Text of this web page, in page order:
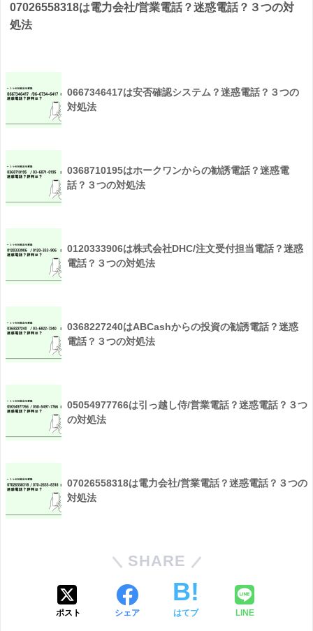
07026558318は電力会社/営業電話？迷惑電話？３つの対
処法
0667346417は安否確認システム？迷惑電話？３つの
対処法
0368710195はホークワンからの勧誘電話？迷惑電
話？３つの対処法
0120333906は株式会社DHC/注文受付担当電話？迷惑
電話？３つの対処法
0368227240はABCashからの投資の勧誘電話？迷惑
電話？３つの対処法
05054977766は引っ越し侍/営業電話？迷惑電話？３つ
の対処法
07026558318は電力会社/営業電話？迷惑電話？３つの
対処法
SHARE
ポスト シェア はてブ LINE